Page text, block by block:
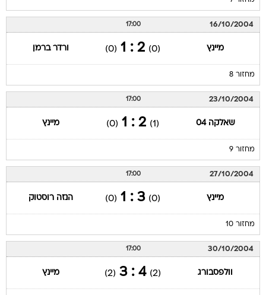
16/10/2004
17:00
מיינץ (0)
2 : 1
(0) ורדר ברמן
מחזור 8
23/10/2004
17:00
שאלקה 04 (1)
2 : 1
(0) מיינץ
מחזור 9
27/10/2004
17:00
מיינץ (0)
3 : 1
(0) הנזה רוסטוק
מחזור 10
30/10/2004
17:00
וולפסבורג (2)
4 : 3
(2) מיינץ